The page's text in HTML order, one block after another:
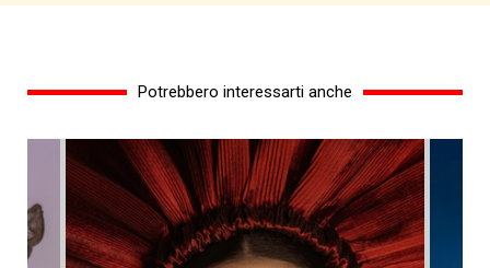
Potrebbero interessarti anche